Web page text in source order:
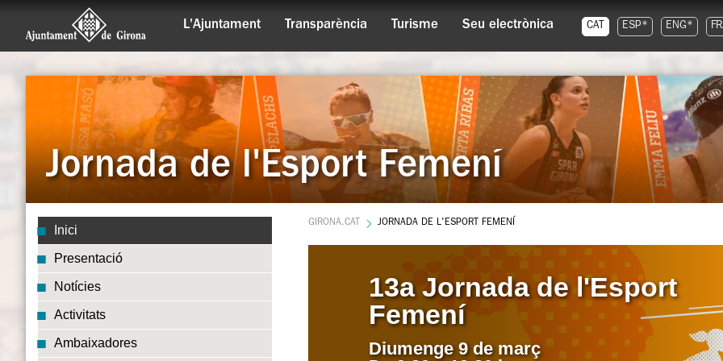
L'Ajuntament Transparència Turisme Seu electrònica CAT ESP* ENG*
Jornada de l'Esport Femení
Inici
Presentació
Notícies
Activitats
Ambaixadores
GIRONA.CAT JORNADA DE L'ESPORT FEMENÍ
13a Jornada de l'Esport
Femení
Diumenge 9 de març